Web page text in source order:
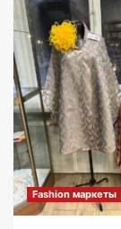
Fashion маркеты